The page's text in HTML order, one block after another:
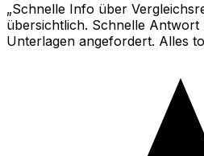
Schnelle Info über
übersichtlich. Schnelle Antwort
Unterlagen angefordert. Alles